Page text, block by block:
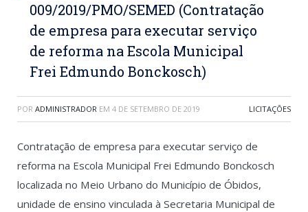
009/2019/PMO/SEMED (Contratação
de empresa para executar serviço
de reforma na Escola Municipal
Frei Edmundo Bonckosch)
POR ADMINISTRADOR EM 4 DE SETEMBRO DE 2019 LICITAÇÕES
Contratação de empresa para executar serviço de
reforma na Escola Municipal Frei Edmundo Bonckosch
localizada no Meio Urbano do Município de Óbidos,
unidade de ensino vinculada à Secretaria Municipal de